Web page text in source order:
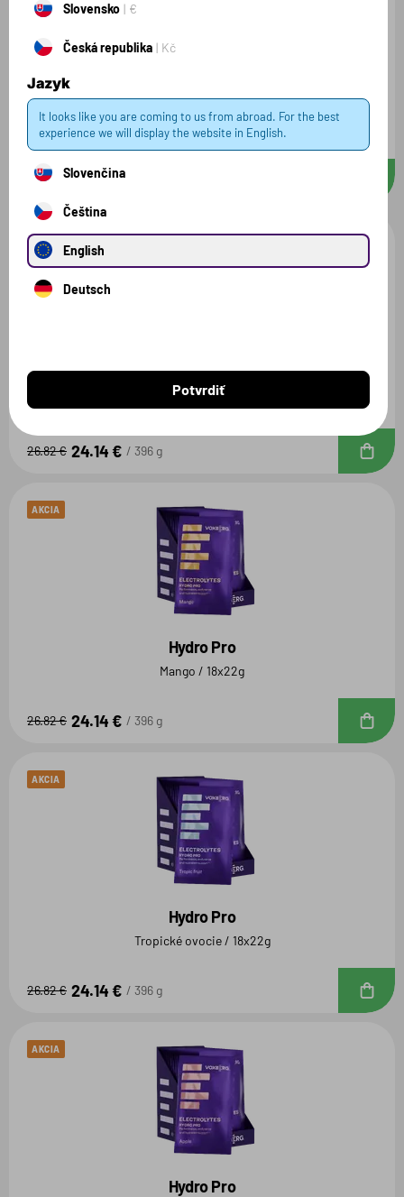
Hydro Pro
Pomaranč / 18x22g
26.82 € 24.14 €
AKCIA
Hydro Pro
26.82 € 24.14 € 396 g
AKCIA
Hydro Pro
Mango / 18x22g
26.82 € 24.14 € 396 g
AKCIA
Hydro Pro
Tropické ovocie / 18x22g
26.82 € 24.14 € 396 g
AKCIA
Hydro Pro
Slovensko €
Česká republika Kč
Jazyk
It looks like you are coming to us from abroad. For the best
experience we will display the website in English.
Slovenčina
Čeština
English
Deutsch
Potvrdiť